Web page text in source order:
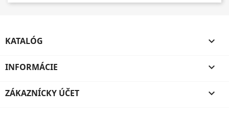
KATALÓG 
INFORMÁCIE 
ZÁKAZNÍCKY ÚČET 